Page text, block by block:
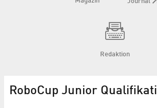
Redaktion
RoboCup Junior